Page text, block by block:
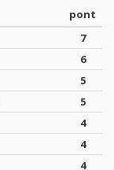
pont
7
6
5
5
4
4
4